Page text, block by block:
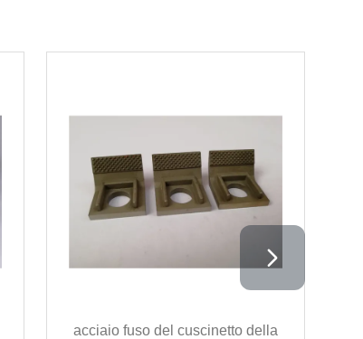
acciaio fuso del cuscinetto della